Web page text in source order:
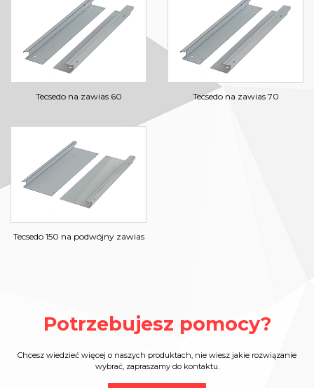
Tecsedo na zawias 60 Tecsedo na zawias 70
Tecsedo 150 na podwójny zawias
Potrzebujesz pomocy?
Chcesz wiedzieć więcej o naszych produktach, nie wiesz jakie rozwiązanie
wybrać, zapraszamy do kontaktu.